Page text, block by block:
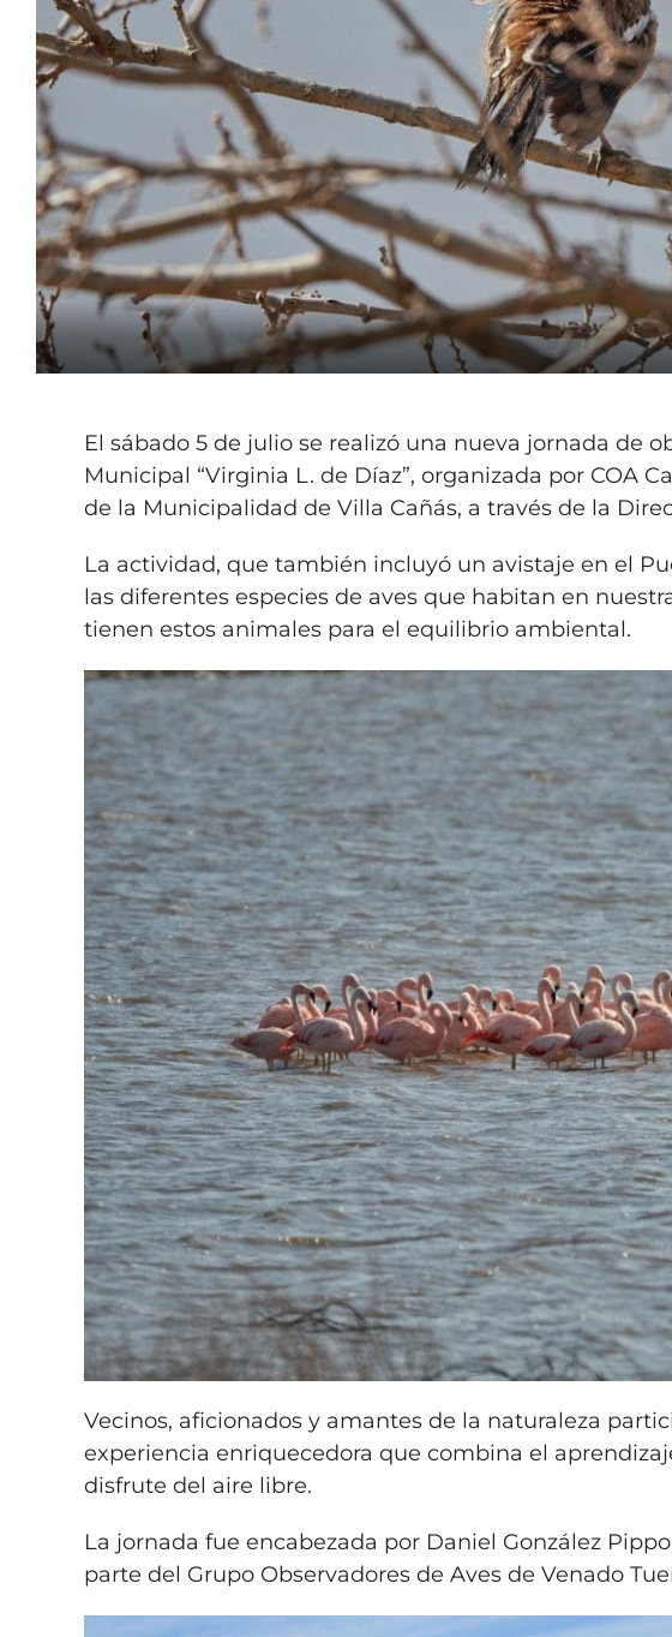
El sábado 5 de julio se realizó una nueva jornada de
Municipal “Virginia L. de Díaz”, organizada por COA
de la Municipalidad de Villa Cañás, a través de la
La actividad, que también incluyó un avistaje en el
las diferentes especies de aves que habitan en
tienen estos animales para el equilibrio ambiental.
Vecinos, aficionados y amantes de la naturaleza
experiencia enriquecedora que combina el
disfrute del aire libre.
La jornada fue encabezada por Daniel González
parte del Grupo Observadores de Aves de Venado